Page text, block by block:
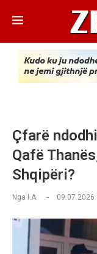
Çfarë
Qafë
Shqipëri?
Nga I.A 09.07.2026